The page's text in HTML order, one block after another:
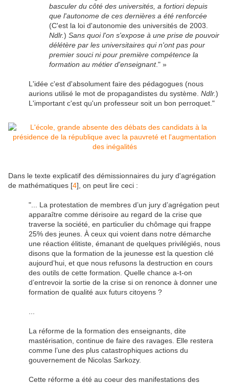
basculer du côté des universités, a fortiori depuis
que l'autonome de ces dernières a été renforcée
(C'est la loi d'autonomie des universités de 2003.
Ndlr.) Sans quoi l'on s'expose à une prise de pouvoir
délétère par les universitaires qui n'ont pas pour
premier souci ni pour première compétence la
formation au métier d'enseignant." »
L'idée c'est d'absolument faire des pédagogues (nous
aurions utilisé le mot de propagandistes du système. Ndlr.)
L'important c'est qu'un professeur soit un bon perroquet."
Dans le texte explicatif des démissionnaires du jury d'agrégation
de mathématiques [4] , on peut lire ceci :
"... La protestation de membres d’un jury d’agrégation peut
apparaître comme dérisoire au regard de la crise que
traverse la société, en particulier du chômage qui frappe
25% des jeunes. À ceux qui voient dans notre démarche
une réaction élitiste, émanant de quelques privilégiés, nous
disons que la formation de la jeunesse est la question clé
aujourd’hui, et que nous refusons la destruction en cours
des outils de cette formation. Quelle chance a-t-on
d’entrevoir la sortie de la crise si on renonce à donner une
formation de qualité aux futurs citoyens ?
La réforme de la formation des enseignants, dite
mastérisation, continue de faire des ravages. Elle restera
comme l’une des plus catastrophiques actions du
gouvernement de Nicolas Sarkozy.
Cette réforme a été au coeur des manifestations des